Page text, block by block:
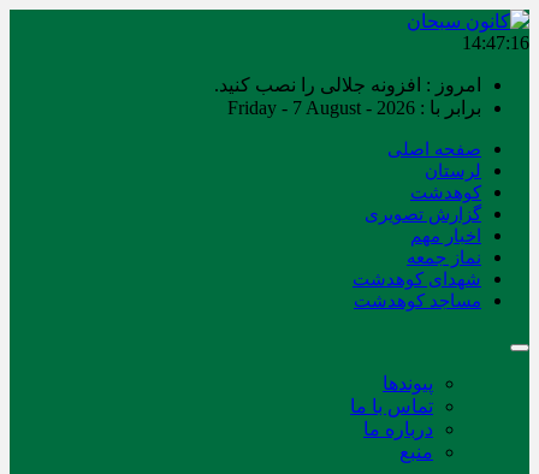
14:47:16
امروز : افزونه جلالی را نصب کنید.
برابر با : Friday - 7 August - 2026
صفحه اصلی
لرستان
کوهدشت
گزارش تصویری
اخبار مهم
نماز جمعه
شهدای کوهدشت
مساجد کوهدشت
پیوندها
تماس با ما
درباره ما
منبع